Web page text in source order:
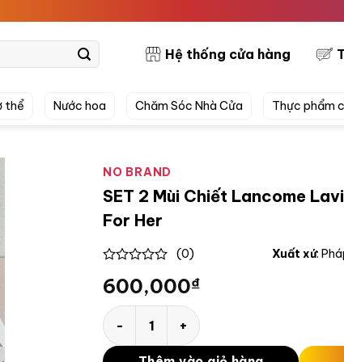
Hệ thống cửa hàng
thể Nước hoa Chăm Sóc Nhà Cửa Thực phẩm
NO BRAND
SET 2 Mùi Chiết Lancome
For Her
out
5
(0) Xuất xứ:
600,000₫
SET 2 Mùi Chiết Lancome Lavie Est